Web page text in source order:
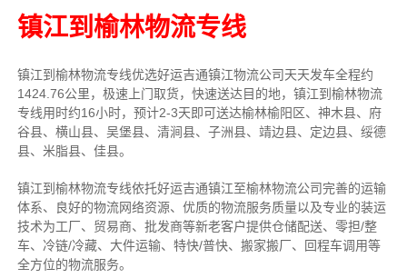
镇江到榆林物流专线
镇江到榆林物流专线优选好运吉通镇江物流公司天天发车全程约
1424.76公里， 极速上门取货，快速送达目的地，镇江到榆林物流
专线用时约16小时，预计2-3天即可送达榆林榆阳区、神木县、府
谷县、横山县、吴堡县、清涧县、子洲县、靖边县、定边县、绥德
县、米脂县、佳县。
镇江到榆林物流专线依托好运吉通镇江至榆林物流公司完善的运输
体系、良好的物流网络资源、优质的物流服务质量以及专业的装运
技术为工厂、贸易商、批发商等新老客户提供仓储配送、零担/整
车、冷链/冷藏、大件运输、特快/普快、搬家搬厂、回程车调用等
全方位的物流服务。